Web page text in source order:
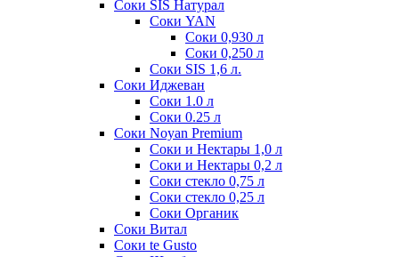
Соки SIS Натурал
Соки YAN
Соки 0,930 л
Соки 0,250 л
Соки SIS 1,6 л.
Соки Иджеван
Соки 1.0 л
Соки 0.25 л
Соки Noyan Premium
Соки и Нектары 1,0 л
Соки и Нектары 0,2 л
Соки стекло 0,75 л
Соки стекло 0,25 л
Соки Органик
Соки Витал
Соки te Gusto